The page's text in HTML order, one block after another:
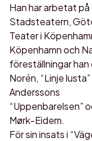
Han har arbetat
Stadsteatern,
Teater i
Köpenhamn och
föreställningar han
Norén, “Linje
Anderssons
“Uppenbarelsen”
Mørk-Eidem.
För sin insats i